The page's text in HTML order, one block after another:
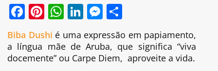
Facebook
Pinterest
WhatsApp
LinkedIn
Messenger
Biba Dushi é uma expressão em papiamento,
a língua mãe de Aruba, que significa “viva
docemente” ou Carpe Diem, aproveite a vida.